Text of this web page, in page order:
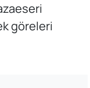
göreleri